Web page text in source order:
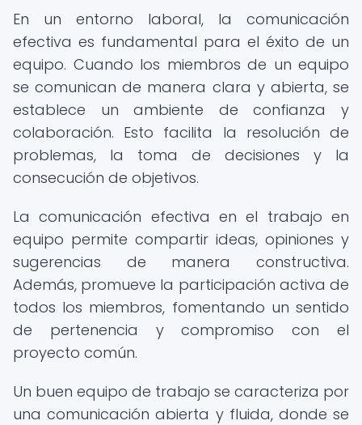
En un entorno laboral, la comunicación
efectiva es fundamental para el éxito de un
equipo. Cuando los miembros de un equipo
se comunican de manera clara y abierta, se
establece un ambiente de confianza y
colaboración. Esto facilita la resolución de
problemas, la toma de decisiones y la
consecución de objetivos.
La comunicación efectiva en el trabajo en
equipo permite compartir ideas, opiniones y
sugerencias de manera constructiva.
Además, promueve la participación activa de
todos los miembros, fomentando un sentido
de pertenencia y compromiso con el
proyecto común.
Un buen equipo de trabajo se caracteriza por
una comunicación abierta y fluida, donde se